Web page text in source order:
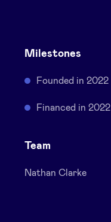
Milestones
Founded in 2022
Financed in 2022
Team
Nathan Clarke